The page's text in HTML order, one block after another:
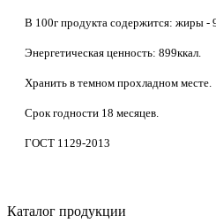
В 100г продукта содержится: жиры -
Энергетическая ценность: 899ккал.
Хранить в темном прохладном месте.
Срок годности 18 месяцев.
ГОСТ 1129-2013
Каталог продукции